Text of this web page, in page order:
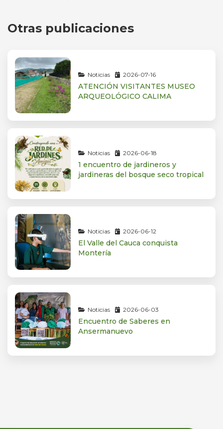
Otras publicaciones
Noticias 2026-07-16
ATENCIÓN VISITANTES MUSEO
ARQUEOLÓGICO CALIMA
Noticias 2026-06-18
1 encuentro de jardineros y
jardineras del bosque seco tropical
Noticias 2026-06-12
El Valle del Cauca conquista
Montería
Noticias 2026-06-03
Encuentro de Saberes en
Ansermanuevo